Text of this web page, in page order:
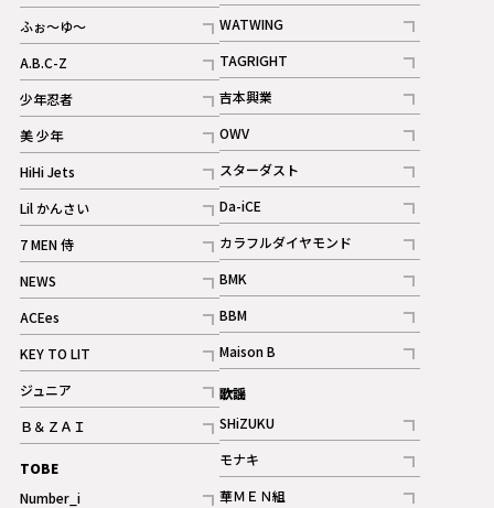
記事
ふぉ～ゆ～
記事
A.B.C-Z
記事
ギャラリー
少年忍者
記事
美 少年
記事
HiHi Jets
記事
Lil かんさい
記事
7 MEN 侍
記事
NEWS
記事
ACEes
記事
KEY TO LIT
記事
ジュニア
記事
Ｂ＆ＺＡＩ
記事
TOBE
Number_i
記事
WATWING
記事
TAGRIGHT
記事
吉本興業
記事
OWV
記事
ギャラリー
スターダスト
記事
Da-iCE
記事
カラフルダイヤモンド
記事
BMK
記事
BBM
記事
ギャラリー
Maison B
記事
歌謡
SHiZUKU
記事
モナキ
記事
華ＭＥＮ組